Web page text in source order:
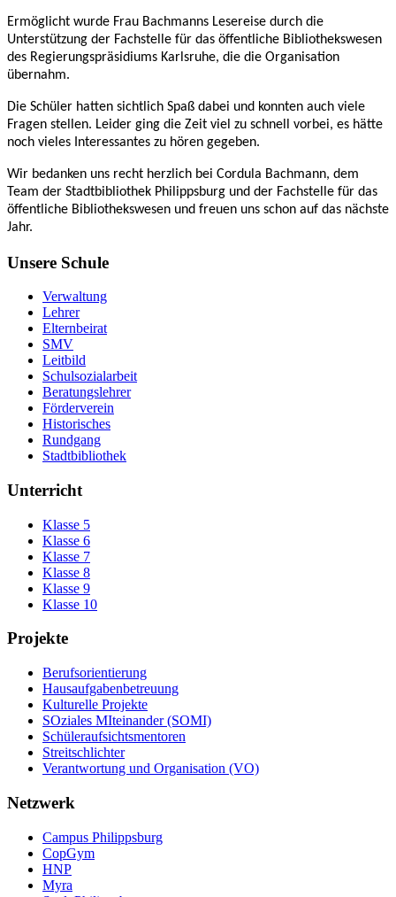
Ermöglicht wurde Frau Bachmanns Lesereise durch die
Unterstützung der Fachstelle für das öffentliche Bibliothekswesen
des Regierungspräsidiums Karlsruhe, die die Organisation
übernahm.
Die Schüler hatten sichtlich Spaß dabei und konnten auch viele
Fragen stellen. Leider ging die Zeit viel zu schnell vorbei, es hätte
noch vieles Interessantes zu hören gegeben.
Wir bedanken uns recht herzlich bei Cordula Bachmann, dem
Team der Stadtbibliothek Philippsburg und der Fachstelle für das
öffentliche Bibliothekswesen und freuen uns schon auf das nächste
Jahr.
Unsere Schule
Verwaltung
Lehrer
Elternbeirat
SMV
Leitbild
Schulsozialarbeit
Beratungslehrer
Förderverein
Historisches
Rundgang
Stadtbibliothek
Unterricht
Klasse 5
Klasse 6
Klasse 7
Klasse 8
Klasse 9
Klasse 10
Projekte
Berufsorientierung
Hausaufgabenbetreuung
Kulturelle Projekte
SOziales MIteinander (SOMI)
Schüleraufsichtsmentoren
Streitschlichter
Verantwortung und Organisation (VO)
Netzwerk
Campus Philippsburg
CopGym
HNP
Myra